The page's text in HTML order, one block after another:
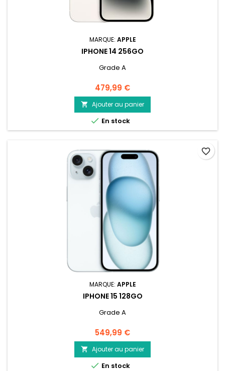
MARQUE: APPLE
IPHONE 14 256GO
Grade A
Prix
479,99 €
 Ajouter au panier
 En stock
MARQUE: APPLE
IPHONE 15 128GO
Grade A
Prix
549,99 €
 Ajouter au panier
 En stock
favorite_border